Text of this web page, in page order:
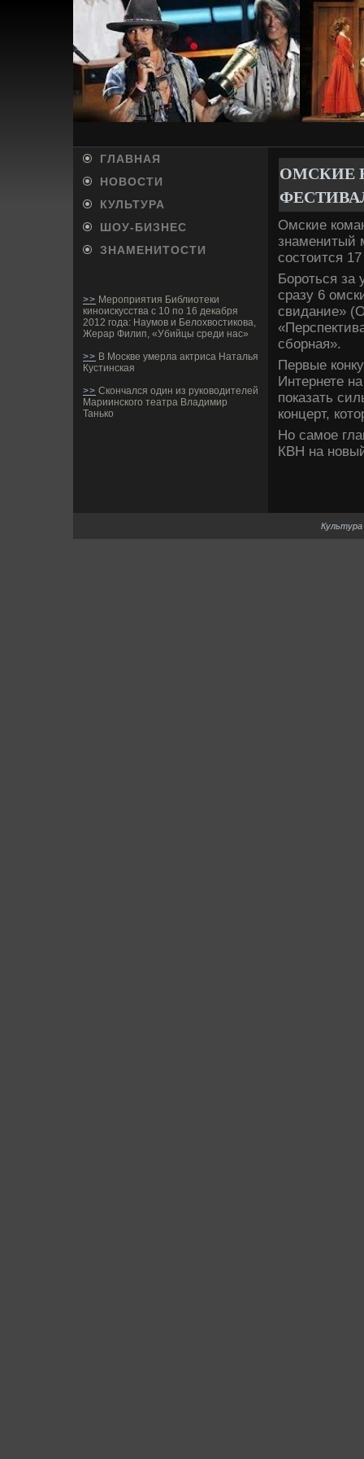
ГЛАВНАЯ
НОВОСТИ
КУЛЬТУРА
ШОУ-БИ­ЗНЕС
ЗНАМЕНИТОСТИ
>> Мероприятия Библиотеки
киноискусства с 10 по 16 декабря
2012 года: Наумов и Белохвостикова,
Жерар Филип, «Убийцы среди нас»
>> В Москве умерла актриса Наталья
Кустинская
>> Скончался один из руководителей
Мариинского театра Владимир
Танько
ОМСКИЕ
Омские
знаменитый
состоится
Бороться за
сразу 6
свидание»
сборная».
Первые
Интернете
показать
концерт,
Но самое
КВН на
Культура